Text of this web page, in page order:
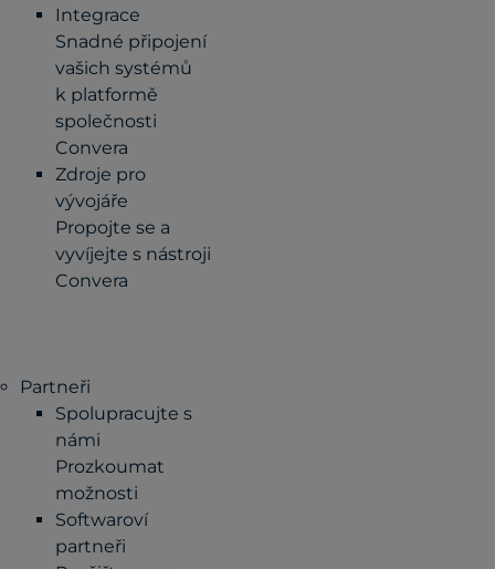
Integrace
Snadné připojení
vašich systémů
k platformě
společnosti
Convera
Zdroje pro
vývojáře
Propojte se a
vyvíjejte s nástroji
Convera
Partneři
Spolupracujte s
námi
Prozkoumat
možnosti
Softwaroví
partneři